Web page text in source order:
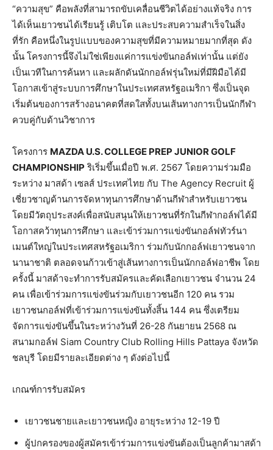
“ความสุข” คือพลังที่สามารถขับเคลื่อนชีวิตได้อย่างแท้จริง การ
ได้เห็นเยาวชนได้เรียนรู้ เติบโต และประสบความสำเร็จในสิ่ง
ที่รัก คือหนึ่งในรูปแบบของความสุขที่มีความหมายมากที่สุด ดัง
นั้น โครงการนี้จึงไม่ใช่เพียงแค่การแข่งขันกอล์ฟเท่านั้น แต่ยัง
เป็นเวทีในการค้นหา และผลักดันนักกอล์ฟรุ่นใหม่ที่มีฝีมือได้มี
โอกาสเข้าสู่ระบบการศึกษาในประเทศสหรัฐอเมริกา ซึ่งเป็นจุด
เริ่มต้นของการสร้างอนาคตที่สดใสทั้งบนเส้นทางการเป็นนักกีฬา
ควบคู่กับด้านวิชาการ
โครงการ MAZDA U.S. COLLEGE PREP JUNIOR GOLF
CHAMPIONSHIP ริเริ่มขึ้นเมื่อปี พ.ศ. 2567 โดยความร่วมมือ
ระหว่าง มาสด้า เซลส์ ประเทศไทย กับ The Agency Recruit ผู้
เชี่ยวชาญด้านการจัดหาทุนการศึกษาด้านกีฬาสำหรับเยาวชน
โดยมีวัตถุประสงค์เพื่อสนับสนุนให้เยาวชนที่รักในกีฬากอล์ฟได้มี
โอกาสคว้าทุนการศึกษา และเข้าร่วมการแข่งขันกอล์ฟทัวร์นา
เมนต์ใหญ่ในประเทศสหรัฐอเมริกา ร่วมกับนักกอล์ฟเยาวชนจาก
นานาชาติ ตลอดจนก้าวเข้าสู่เส้นทางการเป็นนักกอล์ฟอาชีพ โดย
ครั้งนี้ มาสด้าจะทำการรับสมัครและคัดเลือกเยาวชน จำนวน 24
คน เพื่อเข้าร่วมการแข่งขันร่วมกับเยาวชนอีก 120 คน รวม
เยาวชนกอล์ฟที่เข้าร่วมการแข่งขันทั้งสิ้น 144 คน ซึ่งเตรียม
จัดการแข่งขันขึ้นในระหว่างวันที่ 26-28 กันยายน 2568 ณ
สนามกอล์ฟ Siam Country Club Rolling Hills Pattaya จังหวัด
ชลบุรี โดยมีรายละเอียดต่าง ๆ ดังต่อไปนี้
เกณฑ์การรับสมัคร
เยาวชนชายและเยาวชนหญิง อายุระหว่าง 12-19 ปี
ผู้ปกครองของผู้สมัครเข้าร่วมการแข่งขันต้องเป็นลูกค้ามาสด้า